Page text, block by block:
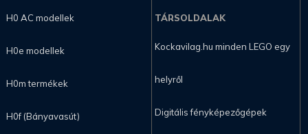
H0 AC modellek
H0e modellek
H0m termékek
H0f (Bányavasút)
TÁRSOLDALAK
Kockavilag.hu minden LEGO egy
helyről
Digitális fényképezőgépek